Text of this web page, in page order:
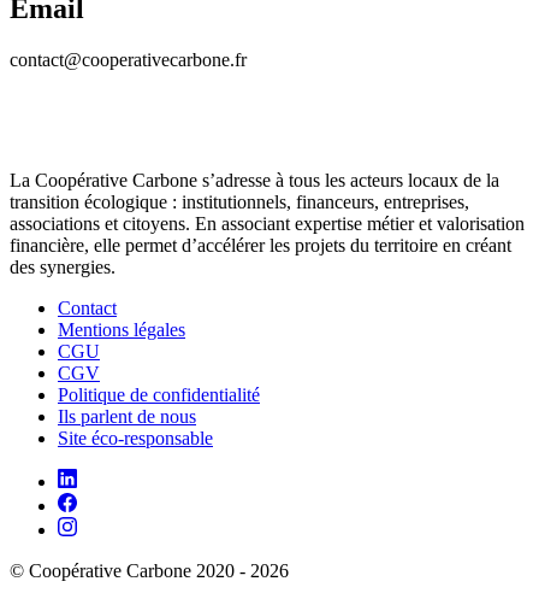
Email
contact@cooperativecarbone.fr
La Coopérative Carbone s’adresse à tous les acteurs locaux de la
transition écologique : institutionnels, financeurs, entreprises,
associations et citoyens. En associant expertise métier et valorisation
financière, elle permet d’accélérer les projets du territoire en créant
des synergies.
Contact
Mentions légales
CGU
CGV
Politique de confidentialité
Ils parlent de nous
Site éco-responsable
© Coopérative Carbone 2020 - 2026